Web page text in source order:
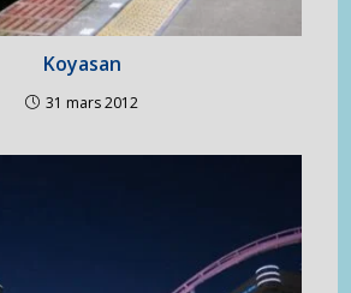
Koyasan
31 mars 2012